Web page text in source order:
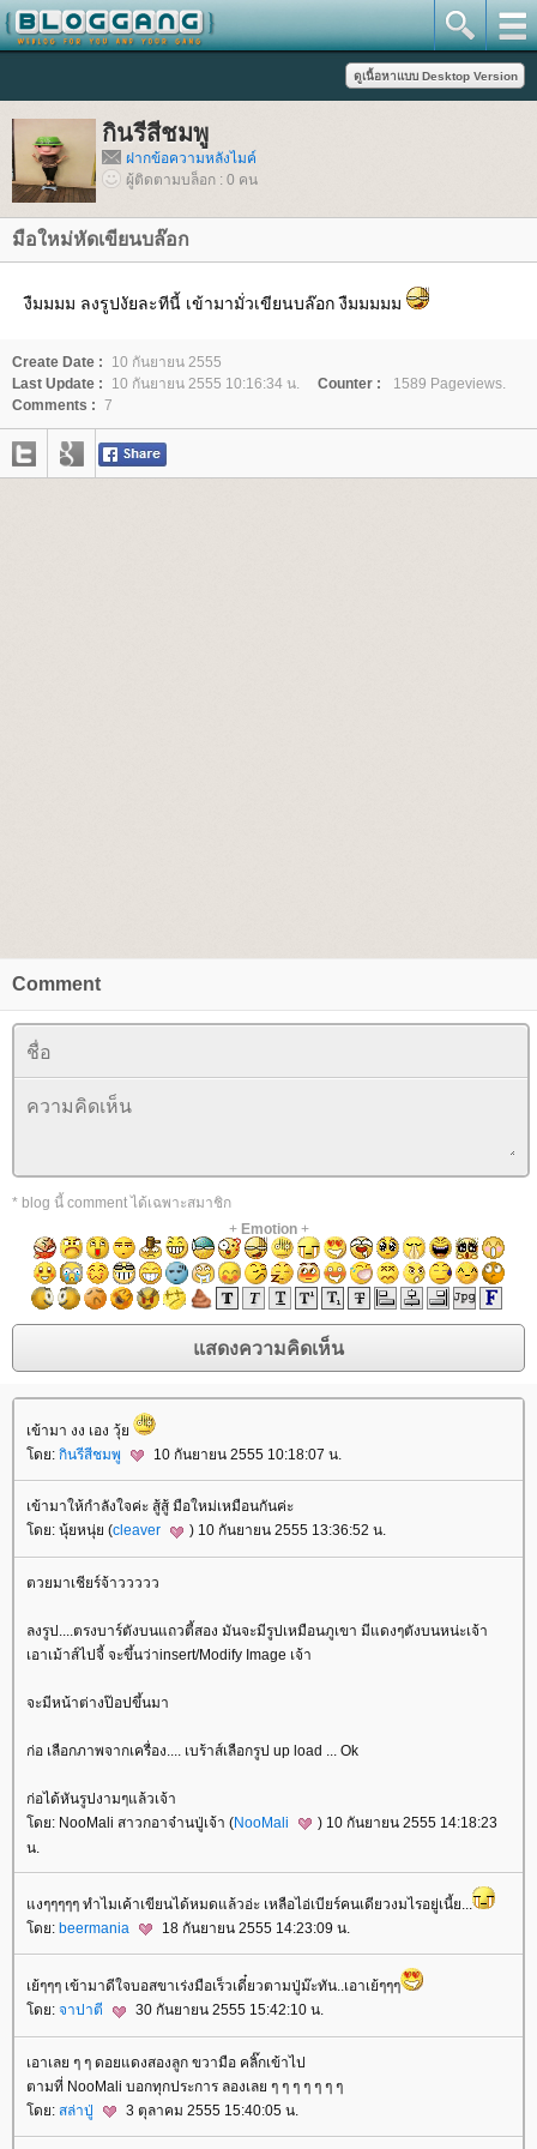
กินรีสีชมพู
ฝากข้อความหลังไมค์
ผู้ติดตามบล็อก : 0 คน
มือใหม่หัดเขียนบล๊อก
งืมมมม ลงรูปงัยละทีนี้ เข้ามามั่วเขียนบล๊อก งืมมมมม
Create Date :
10 กันยายน 2555
Last Update :
10 กันยายน 2555 10:16:34 น. Counter :
1589 Pageviews.
Comments : 7
Comment
* blog นี้ comment ได้เฉพาะสมาชิก
+ Emotion+
เข้ามา งง เอง วุ้
ดย: กินรีสีชมพู 10 กันยายน 2555 10:18:07 น.
เข้ามาให้กำลังใจค่ะ สู้สู้ มือใหม่เหมือนกันค่ะ
ดย: นุ้ยหนุ่ย (cleaver ) 10 กันยายน 2555 13:36:52 น.
ตวยมาเชียร์จ้าววววว
ลงรูป....ตรงบาร์ตังบนแถวตี้สอง มันจะมีรูปเหมือนภูเขา มีแดงๆตังบนหน่ะเจ้า
เอาเม้าส์ไปจี้ จะขึ้นว่าinsert/Modify Image เจ้า
จะมีหน้าต่างป๊อปขึ้นมา
ก่อ เลือกภาพจากเครื่อง.... เบร้าส์เลือกรูป up load ... Ok
ก่อได้หันรูปงามๆแล้วเจ้า
ดย: NooMali สาวกอาจ๋านปู่เจ้า (NooMali
) 10 กันยายน 2555 14:18:23
น.
งๆๆๆๆๆ ทำไมเค้าเขียนได้หมดแล้วอ่ะ เหลือไอ่เบียร์คนเดียวงมไรอยู่เนี้ย...
ดย: beermania 18 กันยายน 2555 14:23:09 น.
เย้ๆๆๆ เข้ามาดีใจบอสขาเร่งมือเร็วเดี๋ยวตามปู่ม๊ะทัน..เอาเย้ๆๆๆ
ดย: จาปาตี 30 กันยายน 2555 15:42:10 น.
เอาเลย ๆ ๆ ดอยแดงสองลูก ขวามือ คลิ๊กเข้าไป
ตามที่ NooMali บอกทุกประการ ลองเลย ๆ ๆ ๆ ๆ ๆ ๆ ๆ
ดย: สล่าปู่ 3 ตุลาคม 2555 15:40:05 น.